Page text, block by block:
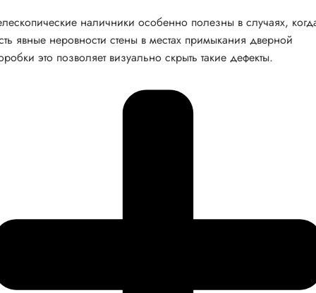
наличники особенно полезны в случаях,
явные неровности стены в местах примыкания дверной
это позволяет визуально скрыть такие дефекты.